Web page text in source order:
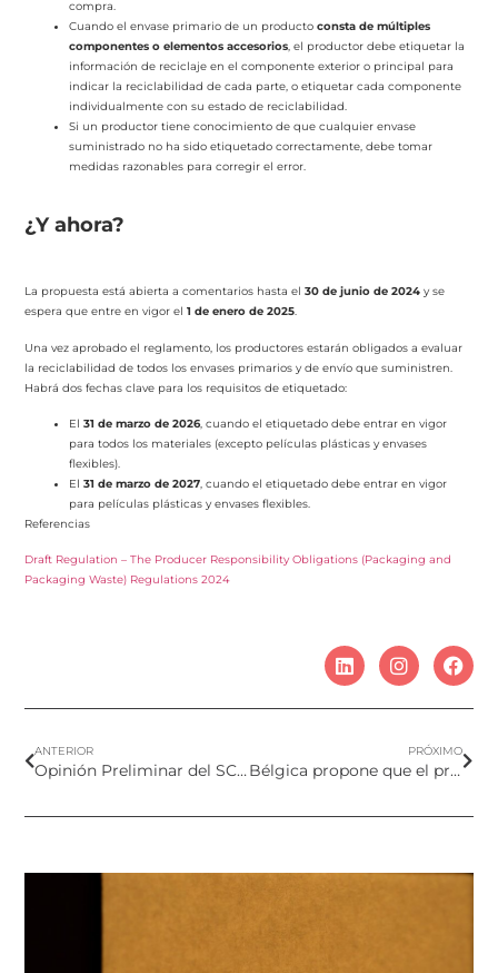
compra.
Cuando el envase primario de un productoconsta de múltiples
componentes o elementos accesorios, el productor debe etiquetar la
información de reciclaje en el componente exterior o principal para
indicar la reciclabilidad de cada parte, o etiquetar cada componente
individualmente con su estado de reciclabilidad.
Si un productor tiene conocimiento de que cualquier envase
suministrado no ha sido etiquetado correctamente, debe tomar
medidas razonables para corregir el error.
¿Y ahora?
La propuesta está abierta a comentarios hasta el30 de junio de 2024 y se
espera que entre en vigor el1 de enero de 2025.
Una vez aprobado el reglamento, los productores estarán obligados a evaluar
la reciclabilidad de todos los envases primarios y de envío que suministren.
Habrá dos fechas clave para los requisitos de etiquetado:
El31 de marzo de 2026, cuando el etiquetado debe entrar en vigor
para todos los materiales (excepto películas plásticas y envases
flexibles).
El31 de marzo de 2027, cuando el etiquetado debe entrar en vigor
para películas plásticas y envases flexibles.
Referencias
Draft Regulation – The Producer Responsibility Obligations (Packaging and
Packaging Waste) Regulations 2024
ANTERIOR
Opinión Preliminar del SCCS sobre el nuevo recubrimiento para Dióxido de Titanio (nano)
PRÓXIMO
Bélgica propone que el propilparabeno sea clasificado como disruptor endocrino para el medio ambiente categoría 1